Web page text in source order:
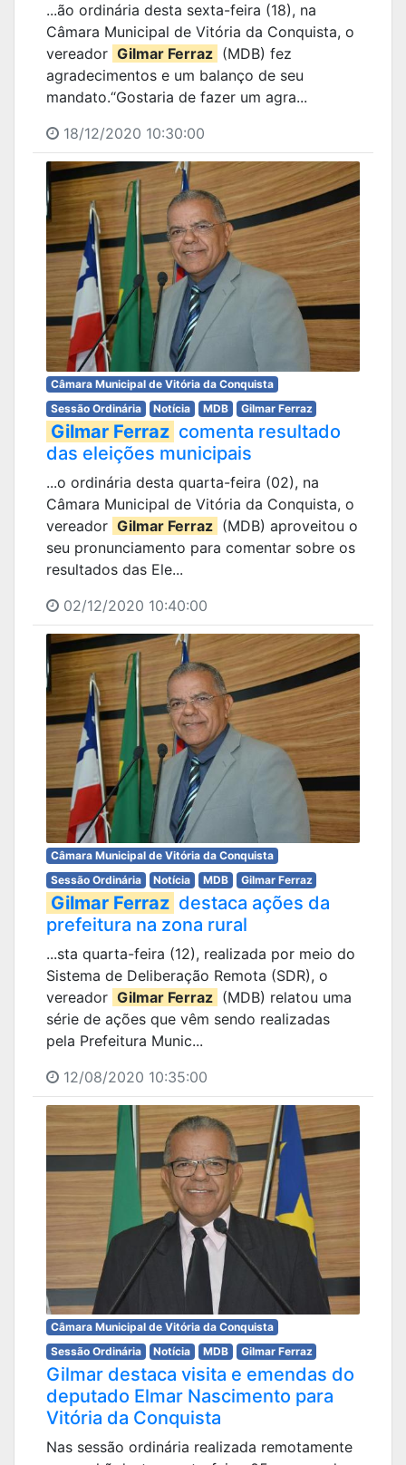
...ão ordinária desta sexta-feira (18), na
Câmara Municipal de Vitória da Conquista, o
vereador Gilmar Ferraz (MDB) fez
agradecimentos e um balanço de seu
mandato.“Gostaria de fazer um agra...
18/12/2020 10:30:00
Câmara Municipal de Vitória da Conquista
Sessão Ordinária
Notícia MDB Gilmar Ferraz
Gilmar Ferraz comenta resultado
das eleições municipais
...o ordinária desta quarta-feira (02), na
Câmara Municipal de Vitória da Conquista, o
vereador Gilmar Ferraz (MDB) aproveitou o
seu pronunciamento para comentar sobre os
resultados das Ele...
02/12/2020 10:40:00
Câmara Municipal de Vitória da Conquista
Sessão Ordinária
Notícia MDB Gilmar Ferraz
Gilmar Ferraz destaca ações da
prefeitura na zona rural
...sta quarta-feira (12), realizada por meio do
Sistema de Deliberação Remota (SDR), o
vereador Gilmar Ferraz (MDB) relatou uma
série de ações que vêm sendo realizadas
pela Prefeitura Munic...
12/08/2020 10:35:00
Câmara Municipal de Vitória da Conquista
Sessão Ordinária
Notícia MDB Gilmar Ferraz
Gilmar destaca visita e emendas do
deputado Elmar Nascimento para
Vitória da Conquista
Nas sessão ordinária realizada remotamente